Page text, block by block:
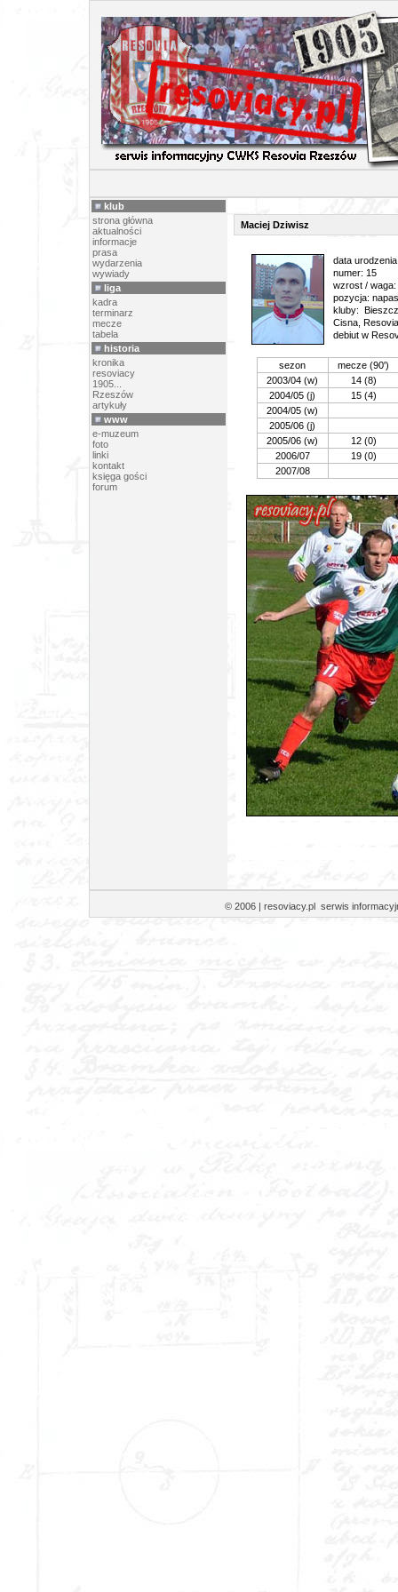
klub
strona główna
aktualności
informacje
prasa
wydarzenia
wywiady
liga
kadra
terminarz
mecze
tabela
historia
kronika
resoviacy
1905...
Rzeszów
artykuły
www
e-muzeum
foto
linki
kontakt
księga gości
forum
Maciej Dziwisz
data
numer: 15
wzrost / waga:
pozycja:
kluby:
Cisna,
debiut w
sezon
mecze (90')
2003/04 (w)
14 (8)
2004/05 (j)
15 (4)
2004/05 (w)
2005/06 (j)
2005/06 (w)
12 (0)
2006/07
19 (0)
2007/08
© 2006 | resoviacy.pl serwis